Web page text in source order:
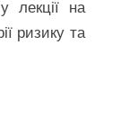
лекції на
ризику та